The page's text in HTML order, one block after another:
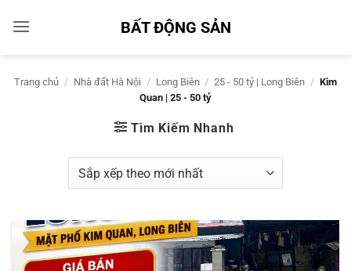
qua
BẤT ĐỘNG SẢN
Trang chủ / Nhà đất Hà Nội / Long Biên / 25 - 50 tỷ | Long Biên / Kim
Quan | 25 - 50 tỷ
Tìm Kiếm Nhanh